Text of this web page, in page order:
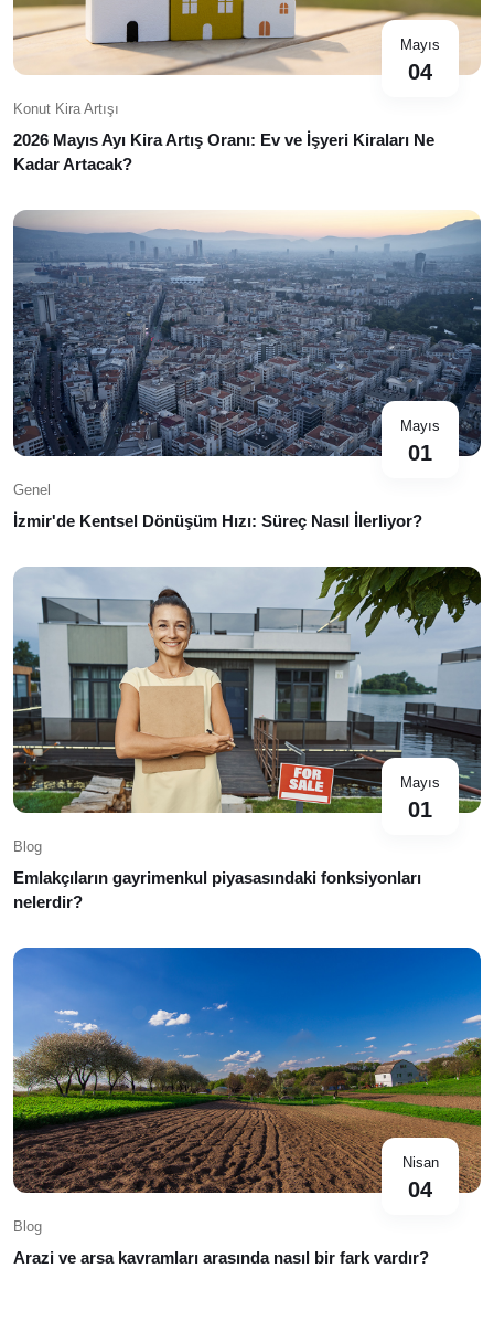
Mayıs
04
Konut Kira Artışı
2026 Mayıs Ayı Kira Artış Oranı: Ev ve İşyeri Kiraları Ne
Kadar Artacak?
Mayıs
01
Genel
İzmir'de Kentsel Dönüşüm Hızı: Süreç Nasıl İlerliyor?
Mayıs
01
Blog
Emlakçıların gayrimenkul piyasasındaki fonksiyonları
nelerdir?
Nisan
04
Blog
Arazi ve arsa kavramları arasında nasıl bir fark vardır?